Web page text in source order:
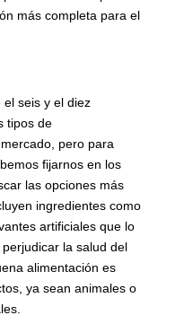
más completa para el
el seis y el diez
tipos de
pero para
fijarnos en los
las opciones más
ingredientes como
artificiales que lo
la salud del
alimentación es
ya sean animales o